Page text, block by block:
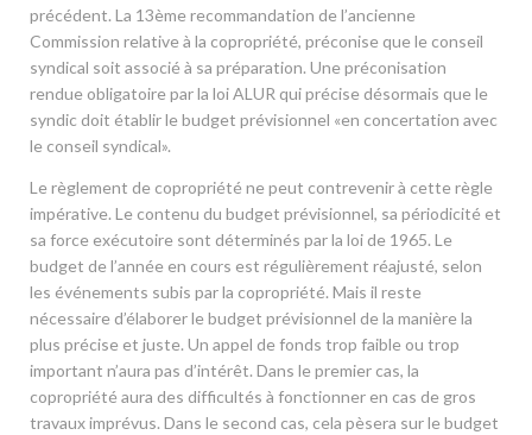
précédent. La 13ème recommandation de l’ancienne
Commission relative à la copropriété, préconise que le conseil
syndical soit associé à sa préparation. Une préconisation
rendue obligatoire par la loi ALUR qui précise désormais que le
syndic doit établir le budget prévisionnel «en concertation avec
le conseil syndical».
Le règlement de copropriété ne peut contrevenir à cette règle
impérative. Le contenu du budget prévisionnel, sa périodicité et
sa force exécutoire sont déterminés par la loi de 1965. Le
budget de l’année en cours est régulièrement réajusté, selon
les événements subis par la copropriété. Mais il reste
nécessaire d’élaborer le budget prévisionnel de la manière la
plus précise et juste. Un appel de fonds trop faible ou trop
important n’aura pas d’intérêt. Dans le premier cas, la
copropriété aura des difficultés à fonctionner en cas de gros
travaux imprévus. Dans le second cas, cela pèsera sur le budget